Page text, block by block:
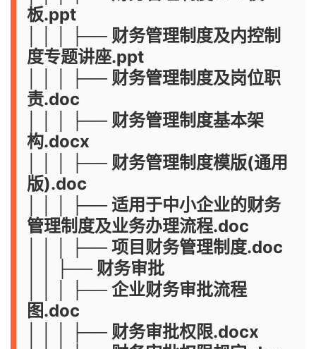
板.ppt
│ │ │ ├── 财务管理制度及内控制
度专题讲座.ppt
│ │ │ ├── 财务管理制度及岗位职
责.doc
│ │ │ ├── 财务管理制度基本架
构.docx
│ │ │ ├── 财务管理制度模版(通用
版).doc
│ │ │ ├── 适用于中小企业的财务
管理制度及业务办理流程.doc
│ │ │ ├── 项目财务管理制度.doc
│ │ ├── 财务审批
│ │ │ ├── 企业财务审批流程
图.doc
│ │ │ ├── 财务审批权限.docx